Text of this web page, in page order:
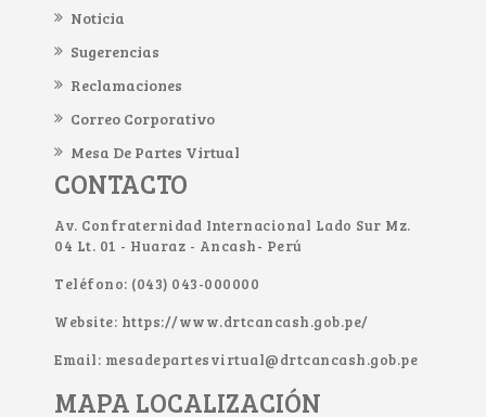
Noticia
Sugerencias
Reclamaciones
Correo Corporativo
Mesa De Partes Virtual
CONTACTO
Av. Confraternidad Internacional Lado Sur Mz.
04 Lt. 01 - Huaraz - Ancash- Perú
Teléfono: (043) 043-000000
Website: https://www.drtcancash.gob.pe/
Email: mesadepartesvirtual@drtcancash.gob.pe
MAPA LOCALIZACIÓN